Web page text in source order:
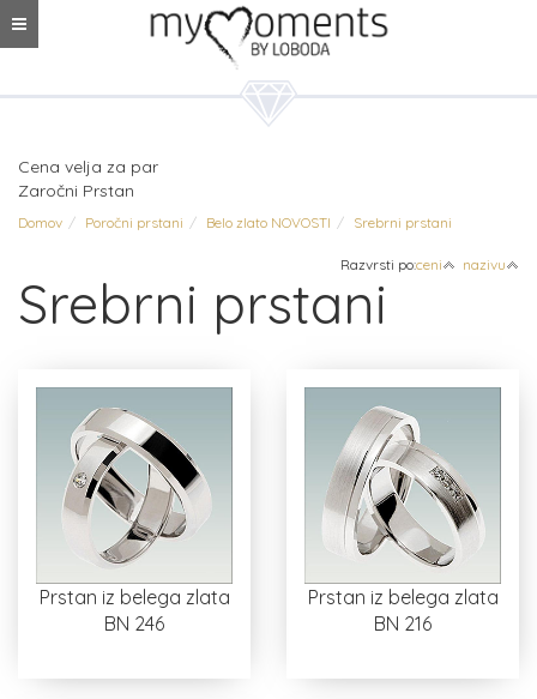
Cena velja za par
Zaročni Prstan
Domov Poročni prstani Belo zlato NOVOSTI Srebrni prstani
Razvrsti po:ceni nazivu
Srebrni prstani
Prstan iz belega zlata
BN 246
Prstan iz belega zlata
BN 216